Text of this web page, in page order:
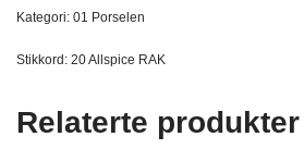
Kategori: 01 Porselen
Stikkord: 20 Allspice RAK
Relaterte produkter